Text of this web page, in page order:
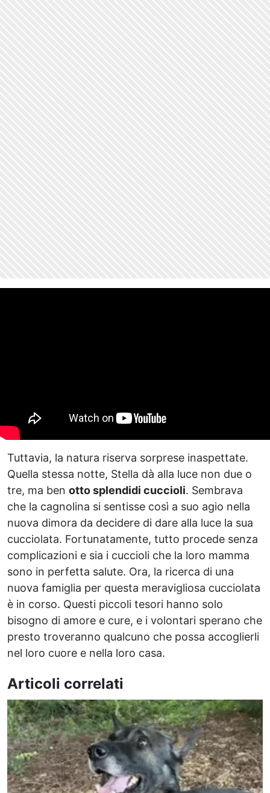
Tuttavia, la natura riserva sorprese inaspettate.
Quella stessa notte, Stella dà alla luce non due o
tre, ma ben otto splendidi cuccioli. Sembrava
che la cagnolina si sentisse così a suo agio nella
nuova dimora da decidere di dare alla luce la sua
cucciolata. Fortunatamente, tutto procede senza
complicazioni e sia i cuccioli che la loro mamma
sono in perfetta salute. Ora, la ricerca di una
nuova famiglia per questa meravigliosa cucciolata
è in corso. Questi piccoli tesori hanno solo
bisogno di amore e cure, e i volontari sperano che
presto troveranno qualcuno che possa accoglierli
nel loro cuore e nella loro casa.
Articoli correlati